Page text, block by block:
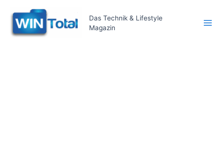
Inhalt
springen
Das Technik & Lifestyle
Magazin